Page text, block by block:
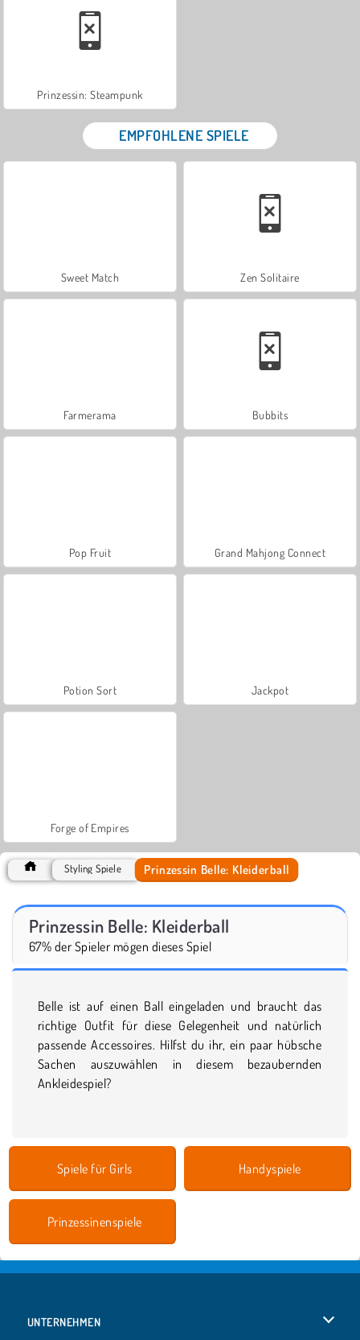
Prinzessin: Steampunk
EMPFOHLENE SPIELE
Sweet Match Zen Solitaire
Farmerama Bubbits
Pop Fruit Grand Mahjong Connect
Potion Sort Jackpot
Forge of Empires
Styling Spiele Prinzessin Belle: Kleiderball
Prinzessin Belle: Kleiderball
67% der Spieler mögen dieses Spiel
Belle ist auf einen Ball eingeladen und braucht das
richtige Outfit für diese Gelegenheit und natürlich
passende Accessoires. Hilfst du ihr, ein paar hübsche
Sachen auszuwählen in diesem bezaubernden
Ankleidespiel?
Spiele für Girls Handyspiele
Prinzessinenspiele
UNTERNEHMEN